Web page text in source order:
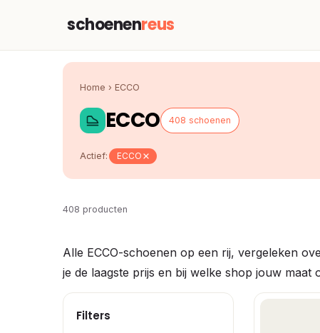
schoenenreus
Home › ECCO
ECCO 408 schoenen
Actief: ECCO
408 producten
Alle ECCO-schoenen op een rij, vergeleken
je de laagste prijs en bij welke shop jouw maat
Filters